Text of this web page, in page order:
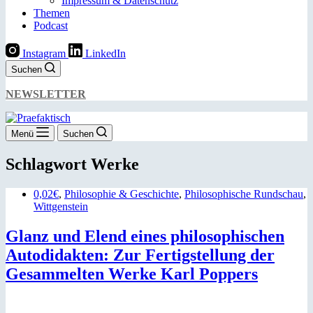
Themen
Podcast
Instagram LinkedIn
Suchen
NEWSLETTER
Menü Suchen
Schlagwort Werke
0,02€, Philosophie & Geschichte, Philosophische Rundschau,
Wittgenstein
Glanz und Elend eines philosophischen
Autodidakten: Zur Fertigstellung der
Gesammelten Werke Karl Poppers